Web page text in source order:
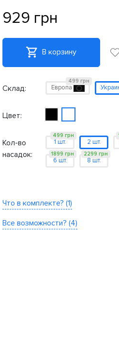
929 грн
В корзину
Склад: Европа
499 грн
Цвет:
Кол-во
насадок:
1 шт.
499 грн
2 шт.
6 шт.
1899 грн
8 шт.
2299 грн
Что в комплекте? (1)
Все возможности? (4)